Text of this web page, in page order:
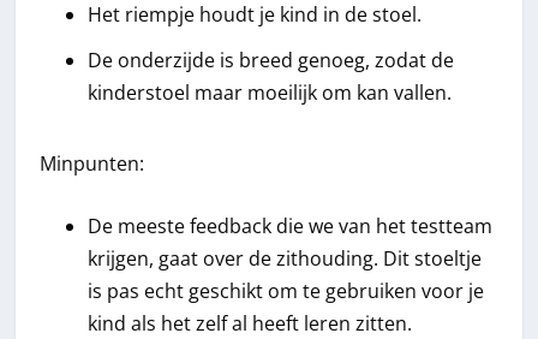
Het riempje houdt je kind in de stoel.
De onderzijde is breed genoeg, zodat de
kinderstoel maar moeilijk om kan vallen.
Minpunten:
De meeste feedback die we van het testteam
krijgen, gaat over de zithouding. Dit stoeltje
is pas echt geschikt om te gebruiken voor je
kind als het zelf al heeft leren zitten.